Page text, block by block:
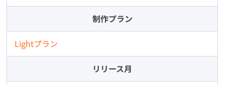
制作プラン
Lightプラン
リリース月